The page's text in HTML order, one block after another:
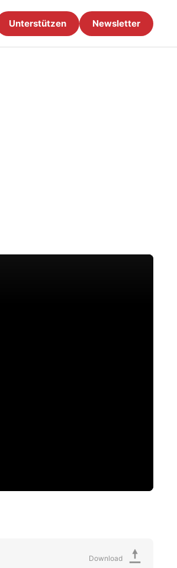
Unterstützen Newsletter
Download